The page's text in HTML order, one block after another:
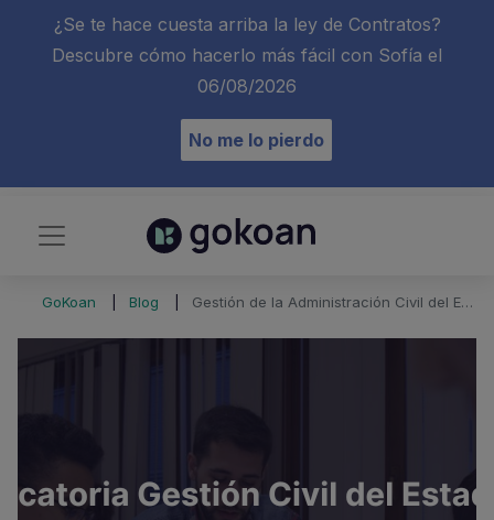
¿Se te hace cuesta arriba la ley de Contratos?
Descubre cómo hacerlo más fácil con Sofía el
06/08/2026
No me lo pierdo
GoKoan Blog Gestión de la Administración Civil del Estado 2025: convocatoria, plazas y fechas